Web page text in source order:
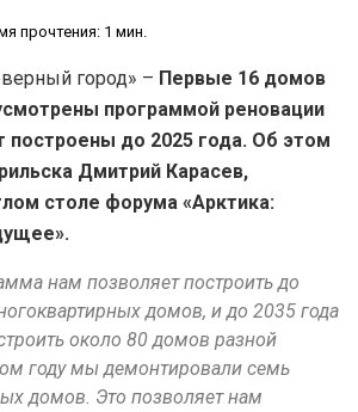
прочтения: 1 мин.
город» – Первые 16 домов
программой реновации
построены до 2025 года. Об этом
Дмитрий Карасев,
столе форума «Арктика:
нам позволяет построить до
домов, и до 2035 года
около 80 домов разной
году мы демонтировали семь
домов. Это позволяет нам